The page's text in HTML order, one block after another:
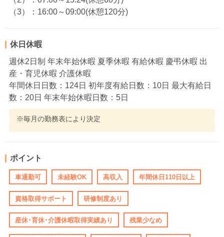
（3）：16:00～09:00(休憩120分)
休日休暇
週休2日制 年末年始休暇 夏季休暇 有給休暇 慶弔休暇 出
産・育児休暇 介護休暇
年間休日日数：124日 初年度有給日数：10日 最大有給日
数：20日 年末年始休暇日数：5日
※毎月の勤務表により決定
ポイント
車通勤可 未経験OK 高収入 年間休日110日以上
資格取得サポート 研修制度あり
産休･育休･介護休暇取得実績あり 残業少なめ